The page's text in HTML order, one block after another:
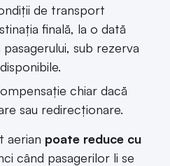
de transport
finală, la o dată
sub rezerva
chiar dacă
sau redirecţionare.
aerian poate reduce cu
când pasagerilor li se